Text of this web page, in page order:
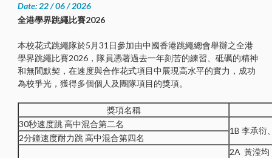
Date: 22 / 06 / 2026
全港學界跳繩比賽2026
本校花式跳繩隊於5月31日參加由中國香港跳繩總會舉辦之全港
學界跳繩比賽2026，隊員憑著過去一年刻苦的練習、砥礪的精神
和無間默契，在速度與合作花式項目中展現高水平的實力，成功
為校爭光，獲得多個個人及團隊項目的獎項。
獎項名稱
30秒速度跳 高中混合第二名
1B 李承衍
2分鐘速度耐力跳 高中混合第四名
2A 黃滢均